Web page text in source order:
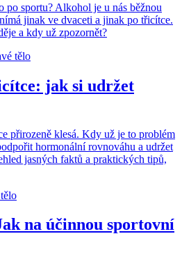
po sportu? Alkohol je u nás běžnou
jinak ve dvaceti a jinak po třicítce.
a kdy už zpozornět?
tělo
jak si udržet
přirozeně klesá. Kdy už je to problém
hormonální rovnováhu a udržet
jasných faktů a praktických tipů,
na účinnou sportovní